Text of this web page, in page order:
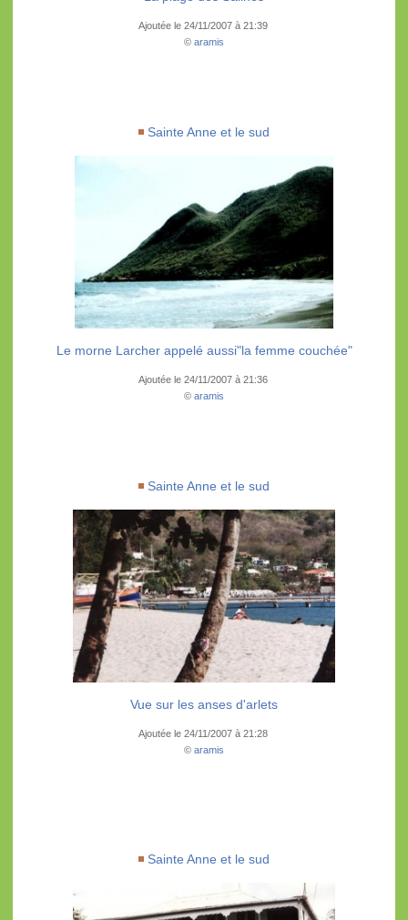
Ajoutée le 24/11/2007 à 21:39
© aramis
Sainte Anne et le sud
Le morne Larcher appelé aussi"la femme couchée"
Ajoutée le 24/11/2007 à 21:36
© aramis
Sainte Anne et le sud
Vue sur les anses d'arlets
Ajoutée le 24/11/2007 à 21:28
© aramis
Sainte Anne et le sud